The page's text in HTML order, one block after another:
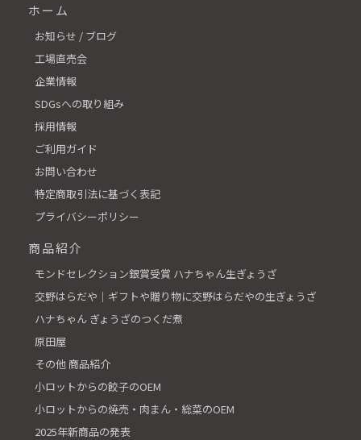
ホーム
お知らせ / ブログ
工場直売会
企業情報
SDGsへの取り組み
採用情報
ご利用ガイド
お問い合わせ
特定商取引法に基づく表記
プライバシーポリシー
商品紹介
モンドセレクション銀賞受賞 ハナちゃん生ぎょうざ
交野はらだや│ギフトや贈り物に交野はらだやの生ぎょうざ
ハナちゃん ぎょうざのつくだ煮
原田屋
その他 商品紹介
小ロットからの餃子のOEM
小ロットからの焼売・肉まん・総菜のOEM
2025年新商品の発表